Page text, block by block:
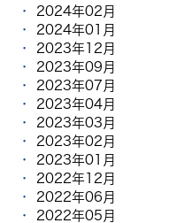
2024年02月
2024年01月
2023年12月
2023年09月
2023年07月
2023年04月
2023年03月
2023年02月
2023年01月
2022年12月
2022年06月
2022年05月